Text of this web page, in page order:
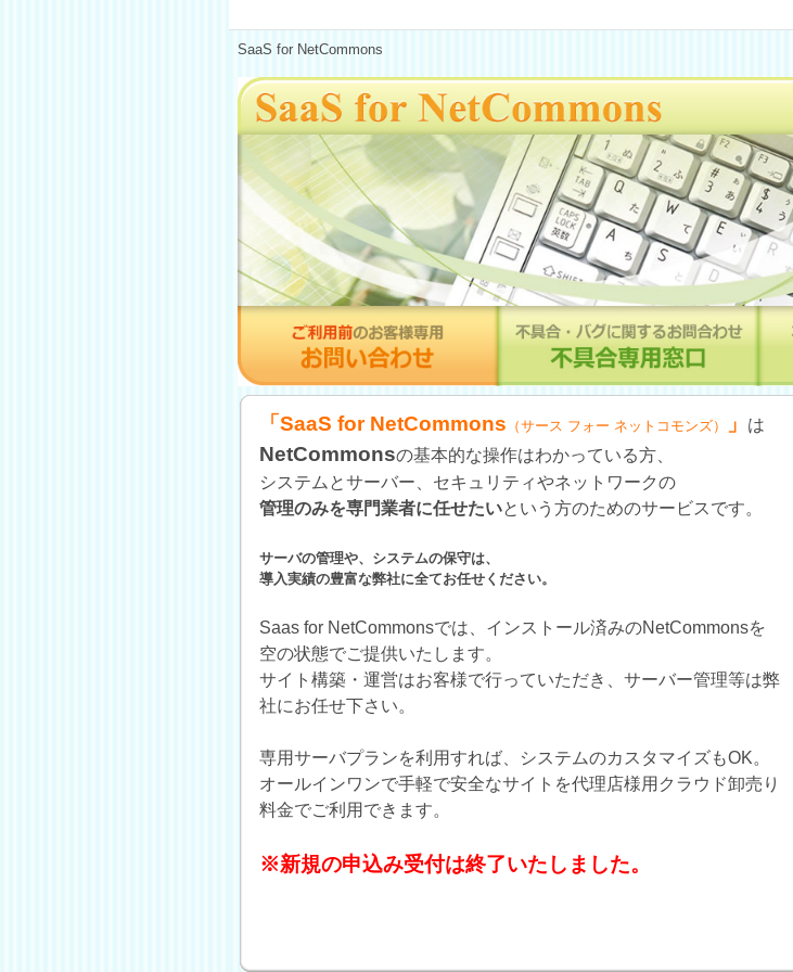
SaaS for NetCommons
「SaaS for NetCommons （サース フォー ネットコモンズ） 」 は
NetCommonsの基本的な操作はわかっている方、
システムとサーバー、セキュリティやネットワークの
管理のみを専門業者に任せたいという方のためのサービスです。
サーバの管理や、システムの保守は、
導入実績の豊富な弊社に全てお任せください。
Saas for NetCommonsでは、インストール済みのNetCommonsを
空の状態でご提供いたします。
サイト構築・運営はお客様で行っていただき、サーバー管理等は弊
社にお任せ下さい。
専用サーバプランを利用すれば、システムのカスタマイズもOK。
オールインワンで手軽で安全なサイトを代理店様用クラウド卸売り
料金でご利用できます。
※新規の申込み受付は終了いたしました。